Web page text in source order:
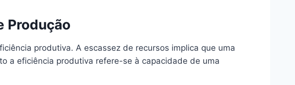
Produção
produtiva. A escassez de recursos implica que uma
a eficiência produtiva refere-se à capacidade de uma